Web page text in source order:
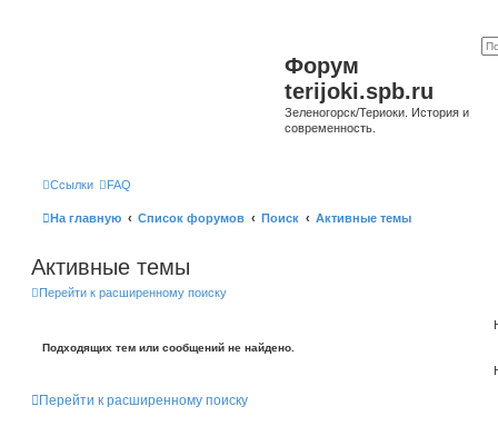
Форум
terijoki.spb.ru
Зеленогорск/Териоки. История и
современность.
Ссылки FAQ
На главную Список форумов Поиск Активные темы
Активные темы
Перейти к расширенному поиску
Подходящих тем или сообщений не найдено.
Перейти к расширенному поиску